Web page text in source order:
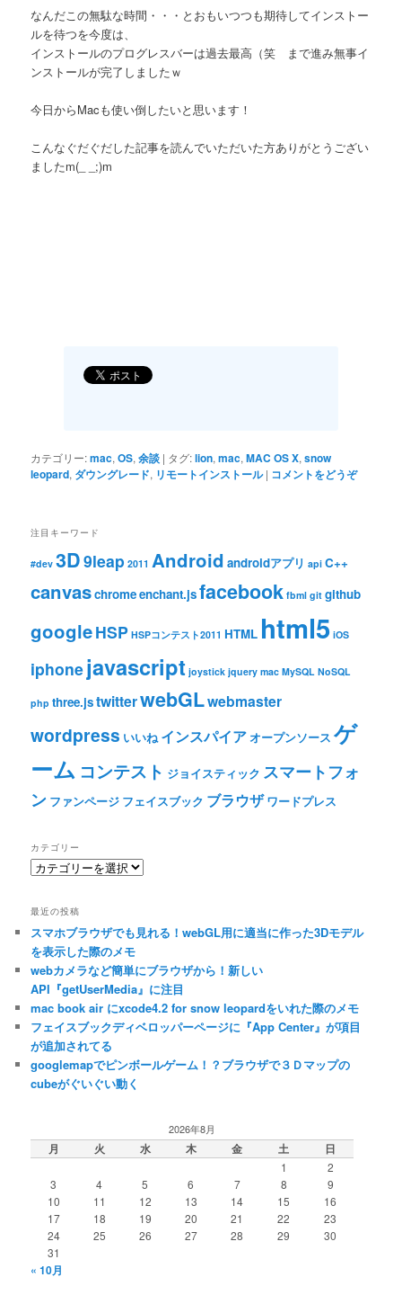
なんだこの無駄な時間・・・とおもいつつも期待してインストー
ルを待つを今度は、
インストールのプログレスバーは過去最高（笑 まで進み無事イ
ンストールが完了しましたｗ
今日からMacも使い倒したいと思います！
こんなぐだぐだした記事を読んでいただいた方ありがとうござい
ましたm(_ _;)m
カテゴリー:mac,OS,余談 | タグ:lion,mac,MAC OS X,snow
leopard, ダウングレード, リモートインストール | コメントをどうぞ
注目キーワード
#dev 3D9leap 2011 Android androidアプリ api C++
canvaschromeenchant.jsfacebook fbml git github
googleHSP HSPコンテスト2011 HTML html5 iOS
iphonejavascript joystick jquery mac MySQL NoSQL
php three.jstwitterwebGLwebmaster
wordpress いいね インスパイアオープンソース ゲ
ーム コンテスト ジョイスティック スマートフォ
ン ファンページ フェイスブック ブラウザ ワードプレス
カテゴリー
カ
リ
ー
最近の投稿
スマホブラウザでも見れる！webGL用に適当に作った3Dモデル
を表示した際のメモ
webカメラなど簡単にブラウザから！新しい
API『getUserMedia』に注目
mac book air にxcode4.2 for snow leopardをいれた際のメモ
フェイスブックディベロッパーページに『App Center』が項目
が追加されてる
googlemapでピンボールゲーム！？ブラウザで３Ｄマップの
cubeがぐいぐい動く
2026年8月
月 火 水 木 金 土 日
1
2
3
4 5 6 7 8
9
10
11 12 13 14 15
16
17
18 19 20 21 22
23
24
25 26 27 28 29
30
31
« 10月